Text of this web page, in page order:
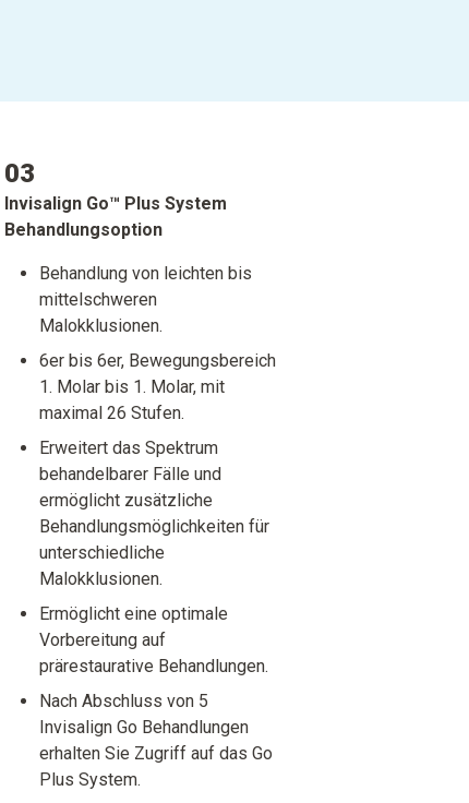
03
Invisalign Go™ Plus System
Behandlungsoption
Behandlung von leichten bis
mittelschweren
Malokklusionen.
6er bis 6er, Bewegungsbereich
1. Molar bis 1. Molar, mit
maximal 26 Stufen.
Erweitert das Spektrum
behandelbarer Fälle und
ermöglicht zusätzliche
Behandlungsmöglichkeiten für
unterschiedliche
Malokklusionen.
Ermöglicht eine optimale
Vorbereitung auf
prärestaurative Behandlungen.
Nach Abschluss von 5
Invisalign Go Behandlungen
erhalten Sie Zugriff auf das Go
Plus System.